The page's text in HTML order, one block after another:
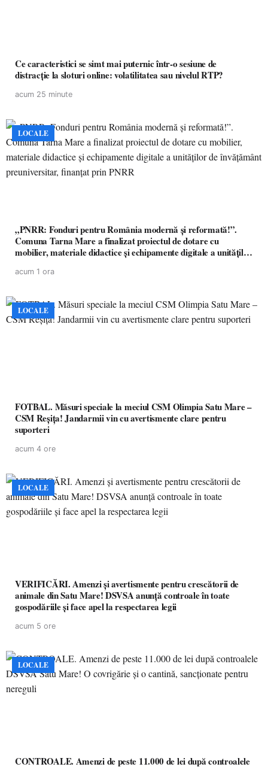
Ce caracteristici se simt mai puternic într-o sesiune de
distracție la sloturi online: volatilitatea sau nivelul RTP?
acum 25 minute
LOCALE
„PNRR: Fonduri pentru România modernă și reformată!”.
Comuna Tarna Mare a finalizat proiectul de dotare cu
mobilier, materiale didactice și echipamente digitale a unităților
acum 1 ora
LOCALE
FOTBAL. Măsuri speciale la meciul CSM Olimpia Satu Mare –
CSM Reșița! Jandarmii vin cu avertismente clare pentru
suporteri
acum 4 ore
LOCALE
VERIFICĂRI. Amenzi și avertismente pentru crescătorii de
animale din Satu Mare! DSVSA anunță controale în toate
gospodăriile și face apel la respectarea legii
acum 5 ore
LOCALE
CONTROALE. Amenzi de peste 11.000 de lei după controalele